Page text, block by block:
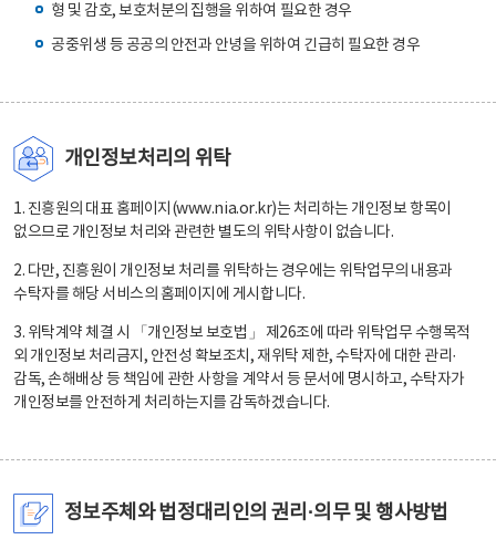
형 및 감호, 보호처분의 집행을 위하여 필요한 경우
공중위생 등 공공의 안전과 안녕을 위하여 긴급히 필요한 경우
개인정보처리의 위탁
1. 진흥원의 대표 홈페이지(www.nia.or.kr)는 처리하는 개인정보 항목이
없으므로 개인정보 처리와 관련한 별도의 위탁사항이 없습니다.
2. 다만, 진흥원이 개인정보 처리를 위탁하는 경우에는 위탁업무의 내용과
수탁자를 해당 서비스의 홈페이지에 게시합니다.
3. 위탁계약 체결 시 「개인정보 보호법」 제26조에 따라 위탁업무 수행목적
외 개인정보 처리금지, 안전성 확보조치, 재위탁 제한, 수탁자에 대한 관리·
감독, 손해배상 등 책임에 관한 사항을 계약서 등 문서에 명시하고, 수탁자가
개인정보를 안전하게 처리하는지를 감독하겠습니다.
정보주체와 법정대리인의 권리·의무 및 행사방법